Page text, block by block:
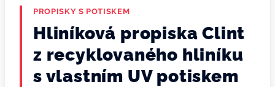
PROPISKY S POTISKEM
Hliníková propiska Clint
z recyklovaného hliníku
s vlastním UV potiskem